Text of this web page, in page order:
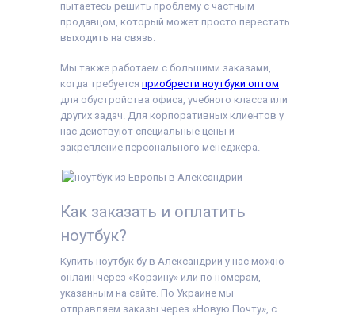
пытаетесь решить проблему с частным
продавцом, который может просто перестать
выходить на связь.
Мы также работаем с большими заказами,
когда требуется приобрести ноутбуки оптом
для обустройства офиса, учебного класса или
других задач. Для корпоративных клиентов у
нас действуют специальные цены и
закрепление персонального менеджера.
Как заказать и оплатить
ноутбук?
Купить ноутбук бу в Александрии у нас можно
онлайн через «Корзину» или по номерам,
указанным на сайте. По Украине мы
отправляем заказы через «Новую Почту», с